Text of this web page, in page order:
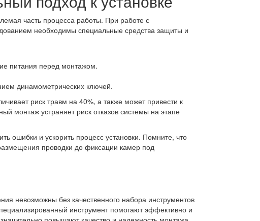
часть процесса работы. При работе с
необходимы специальные средства защиты и
питания перед монтажом.
динамометрических ключей.
риск травм на 40%, а также может привести к
монтаж устраняет риск отказов системы на этапе
ошибки и ускорить процесс установки. Помните, что
проводки до фиксации камер под
невозможны без качественного набора инструментов
инструмент помогают эффективно и